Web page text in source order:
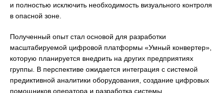
и полностью исключить необходимость визуального контроля
в опасной зоне.
Полученный опыт стал основой для разработки
масштабируемой цифровой платформы «Умный конвертер»,
которую планируется внедрить на других предприятиях
группы. В перспективе ожидается интеграция с системой
предиктивной аналитики оборудования, создание цифровых
помощников оператора и разработка системы